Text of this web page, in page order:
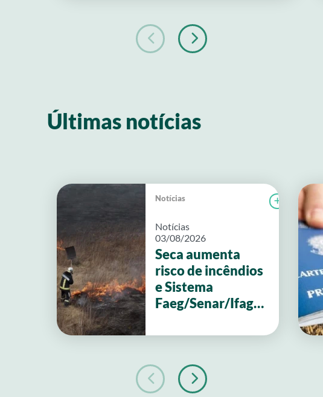
Últimas notícias
Notícias
Notícias
03/08/2026
Seca aumenta
risco de incêndios
e Sistema
Faeg/Senar/Ifag
prevenção
Ler notícia